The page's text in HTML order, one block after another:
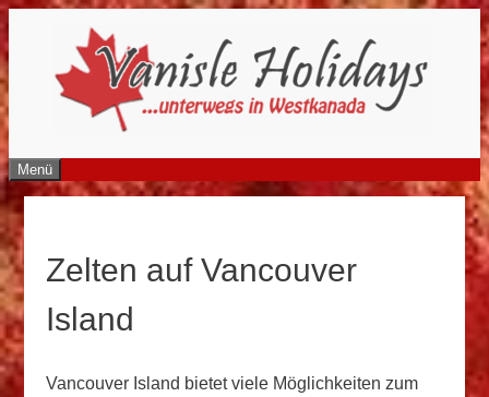
Inhalt
springen
Menü
Zelten auf Vancouver
Island
Vancouver Island bietet viele Möglichkeiten zum